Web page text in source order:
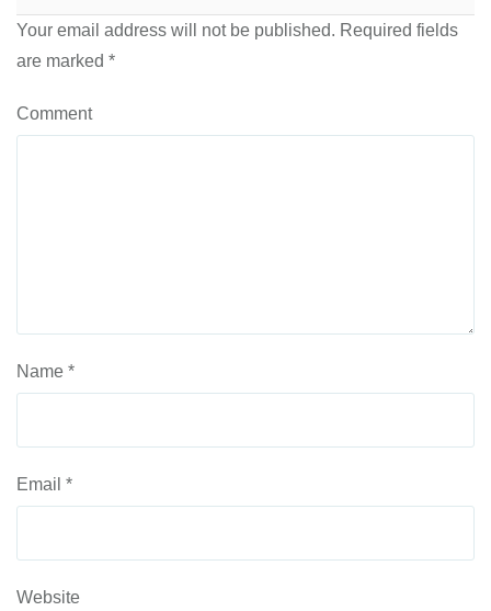
Your email address will not be published. Required fields
are marked *
Comment
Name *
Email *
Website